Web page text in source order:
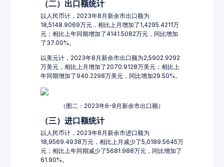
（二）出口额统计
以人民币计，2023年8月新余市出口额为
18,5148.9069万元，相比上月增加了1,4295.4211万
元；相比上年同期增加了4141.5082万元，同比增加
了37.00%。
以美元计，2023年8月新余市出口额为2,5902.9292
万美元，相比上月增加了2070.9128万美元；相比上
年同期增加了940.2298万美元，同比增加29.50%。
（图二：2023年6-8月新余市出口额）
（三）进口额统计
以人民币计，2023年8月新余市进口额为
18,9569.4938万元，相比上月减少了5,0189.5645万
元；相比上年同期减少了5681.988万元，同比增加了
61.90%。